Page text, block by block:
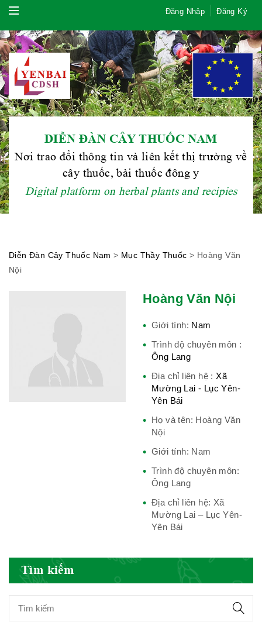
Đăng Nhập Đăng Ký
DIỄN ĐÀN CÂY THUỐC NAM
Nơi trao đổi thông tin và liên kết thị trường về
cây thuốc, bài thuốc đông y
Digital platform on herbal plants and recipies
Diễn Đàn Cây Thuốc Nam > Mục Thầy Thuốc > Hoàng Văn
Nội
Hoàng Văn Nội
Giới tính: Nam
Trình độ chuyên môn :
Ông Lang
Địa chỉ liên hệ :Xã
Mường Lai - Lục Yên-
Yên Bái
Họ và tên: Hoàng Văn
Nội
Giới tính: Nam
Trình độ chuyên môn:
Ông Lang
Địa chỉ liên hệ: Xã
Mường Lai – Lục Yên-
Yên Bái
Tìm kiếm
Hội Đông Y TP. Hà Nội
Phái đoàn Liên minh Châu Âu tại
Hiệp hội bệnh viện tư nhân Việt
Cục quản lý y dược cổ truyền -
Hiệp hội doanh nghiệp dược Việt
Hội Đông Y Tỉnh Yên Bái